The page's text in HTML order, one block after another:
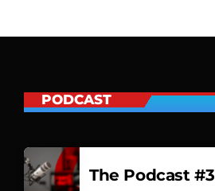
PODCAST
The Podcast #3